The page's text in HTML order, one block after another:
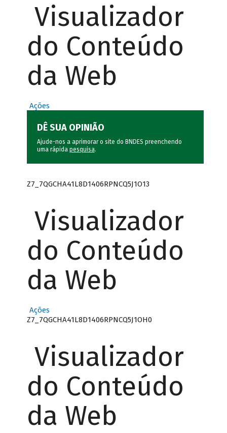
Visualizador
do Conteúdo
da Web
Ações
DÊ SUA OPINIÃO
Ajude-nos a aprimorar o site do BNDES preenchendo
uma rápida pesquisa.
Z7_7QGCHA41L8D1406RPNCQ5J1O13
Visualizador
do Conteúdo
da Web
Ações
Z7_7QGCHA41L8D1406RPNCQ5J1OH0
Visualizador
do Conteúdo
da Web